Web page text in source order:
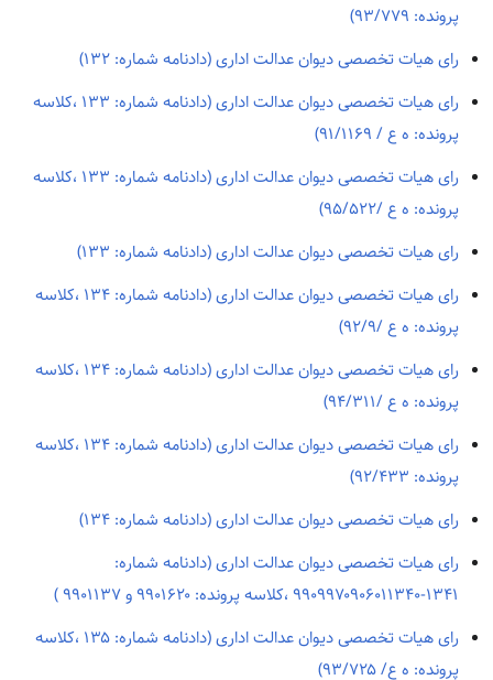
پرونده: ۹۳/۷۷۹)
رای هیات تخصصی دیوان عدالت اداری (دادنامه شماره: ۱۳۲)
رای هیات تخصصی دیوان عدالت اداری (دادنامه شماره: ۱۳۳ ،کلاسه
پرونده: ه ع / ۹۱/۱۱۶۹)
رای هیات تخصصی دیوان عدالت اداری (دادنامه شماره: ۱۳۳ ،کلاسه
پرونده: ه ع /۹۵/۵۲۲)
رای هیات تخصصی دیوان عدالت اداری (دادنامه شماره: ۱۳۳)
رای هیات تخصصی دیوان عدالت اداری (دادنامه شماره: ۱۳۴ ،کلاسه
پرونده: ه ع /۹۲/۹)
رای هیات تخصصی دیوان عدالت اداری (دادنامه شماره: ۱۳۴ ،کلاسه
پرونده: ه ع /۹۴/۳۱۱)
رای هیات تخصصی دیوان عدالت اداری (دادنامه شماره: ۱۳۴ ،کلاسه
پرونده: ۹۲/۴۳۳)
رای هیات تخصصی دیوان عدالت اداری (دادنامه شماره: ۱۳۴)
رای هیات تخصصی دیوان عدالت اداری (دادنامه شماره:
۱۳۴۱-۹۹۰۹۹۷۰۹۰۶۰۱۱۳۴۰ ،کلاسه پرونده: ۹۹۰۱۶۲۰ و ۹۹۰۱۱۳۷ )
رای هیات تخصصی دیوان عدالت اداری (دادنامه شماره: ۱۳۵ ،کلاسه
پرونده: ه ع/ ۹۳/۷۲۵)